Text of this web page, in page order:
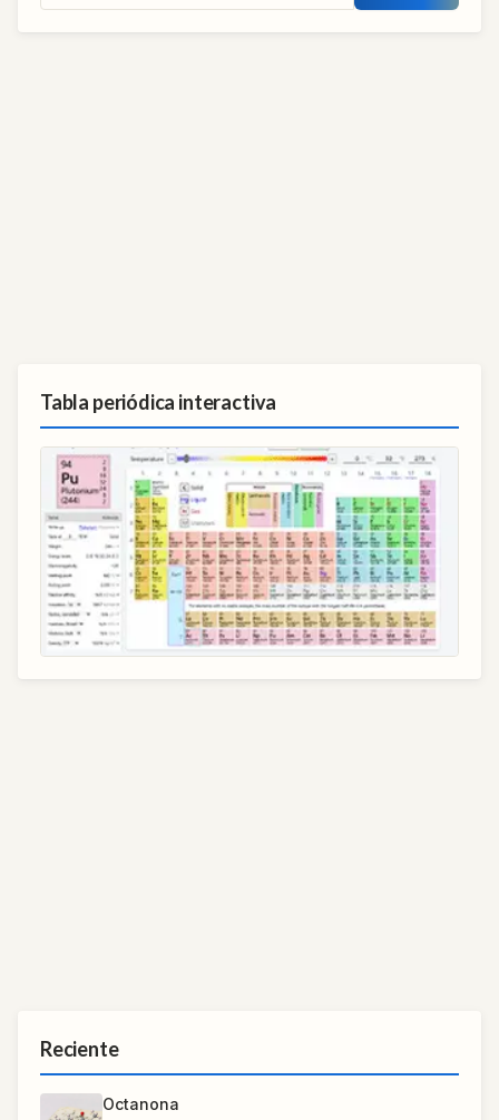
Tabla periódica interactiva
Reciente
Octanona